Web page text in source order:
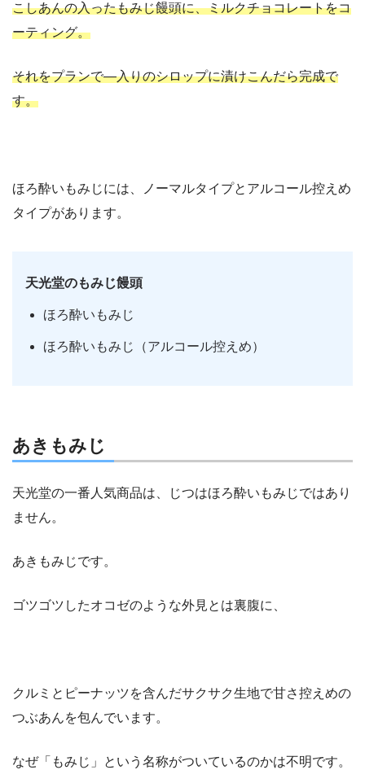
こしあんの入ったもみじ饅頭に、ミルクチョコレートをコ
ーティング。
それをプランで―入りのシロップに漬けこんだら完成で
す。
ほろ酔いもみじには、ノーマルタイプとアルコール控えめ
タイプがあります。
天光堂のもみじ饅頭
ほろ酔いもみじ
ほろ酔いもみじ（アルコール控えめ）
あきもみじ
天光堂の一番人気商品は、じつはほろ酔いもみじではあり
ません。
あきもみじです。
ゴツゴツしたオコゼのような外見とは裏腹に、
クルミとピーナッツを含んだサクサク生地で甘さ控えめの
つぶあんを包んでいます。
なぜ「もみじ」という名称がついているのかは不明です。